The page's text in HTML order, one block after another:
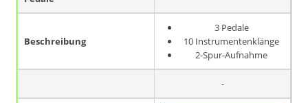
Beschreibung
3 Pedale
10 Instrumentenklänge
2-Spur-Aufnahme
-